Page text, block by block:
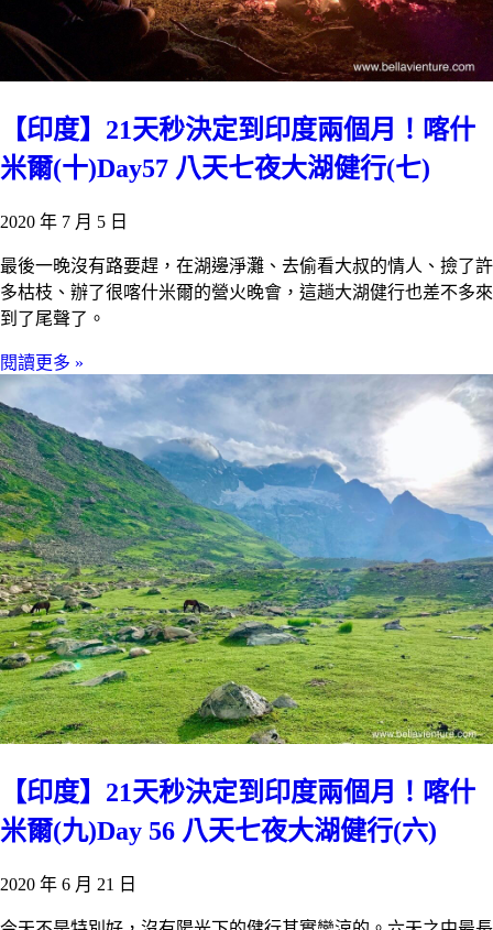
【印度】21天秒決定到印度兩個月！喀什
米爾(十)Day57 八天七夜大湖健行(七)
2020 年 7 月 5 日
最後一晚沒有路要趕，在湖邊淨灘、去偷看大叔的情人、撿了許
多枯枝、辦了很喀什米爾的營火晚會，這趟大湖健行也差不多來
到了尾聲了。
閱讀更多 »
【印度】21天秒決定到印度兩個月！喀什
米爾(九)Day 56 八天七夜大湖健行(六)
2020 年 6 月 21 日